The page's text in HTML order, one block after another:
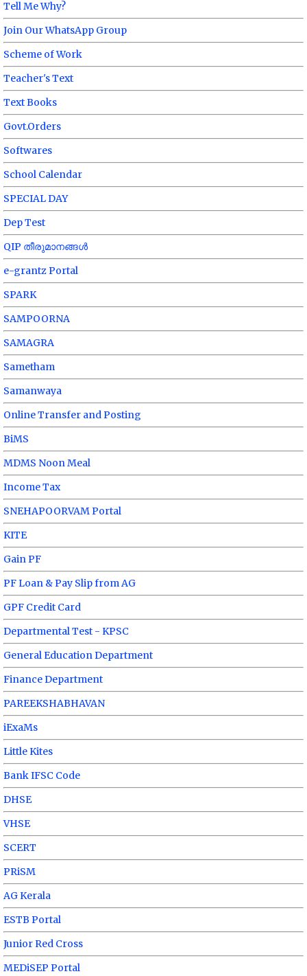
Tell Me Why?
Join Our WhatsApp Group
Scheme of Work
Teacher's Text
Text Books
Govt.Orders
Softwares
School Calendar
SPECIAL DAY
Dep Test
QIP തീരുമാനങ്ങൾ
e-grantz Portal
SPARK
SAMPOORNA
SAMAGRA
Sametham
Samanwaya
Online Transfer and Posting
BiMS
MDMS Noon Meal
Income Tax
SNEHAPOORVAM Portal
KITE
Gain PF
PF Loan & Pay Slip from AG
GPF Credit Card
Departmental Test - KPSC
General Education Department
Finance Department
PAREEKSHABHAVAN
iExaMs
Little Kites
Bank IFSC Code
DHSE
VHSE
SCERT
PRiSM
AG Kerala
ESTB Portal
Junior Red Cross
MEDiSEP Portal